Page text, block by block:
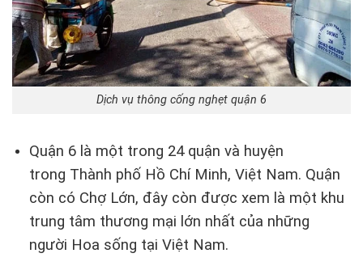
Dịch vụ thông cống nghẹt quận 6
Quận 6 là một trong 24 quận và huyện
trong Thành phố Hồ Chí Minh, Việt Nam. Quận
còn có Chợ Lớn, đây còn được xem là một khu
trung tâm thương mại lớn nhất của những
người Hoa sống tại Việt Nam.